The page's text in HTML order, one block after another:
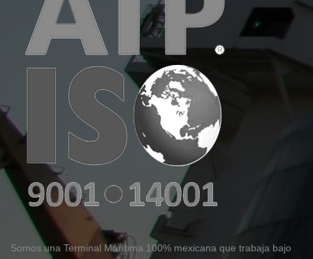
Somos una Terminal Marítima 100% mexicana que trabaja bajo